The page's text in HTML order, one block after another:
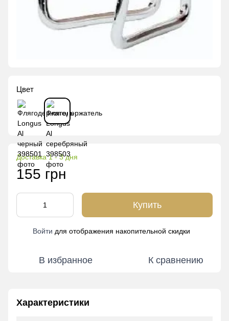
Цвет
Доставка 1 - 3 дня
155 грн
Купить
Войти для отображения накопительной скидки
В избранное К сравнению
Характеристики